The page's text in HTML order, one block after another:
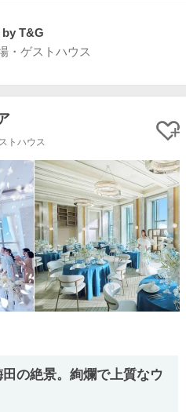
by T&G
・ゲストハウス
トハウス
の絶景。絢爛で上質なウ